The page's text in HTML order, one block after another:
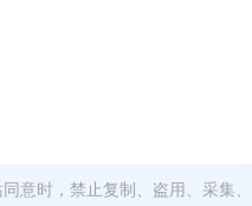
意时，禁止复制、盗用、采集